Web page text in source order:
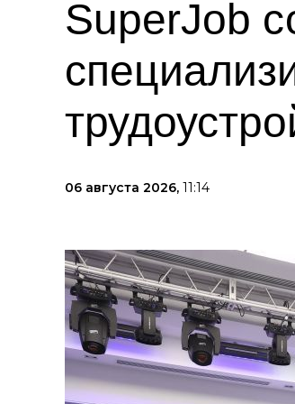
SuperJob
06 августа 2026, 11:14